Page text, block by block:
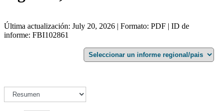
Última actualización: July 20, 2026 | Formato: PDF | ID de
informe: FBI102861